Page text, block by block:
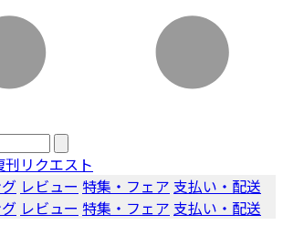
刊リクエスト
レビュー 特集・フェア 支払い・配送
レビュー 特集・フェア 支払い・配送